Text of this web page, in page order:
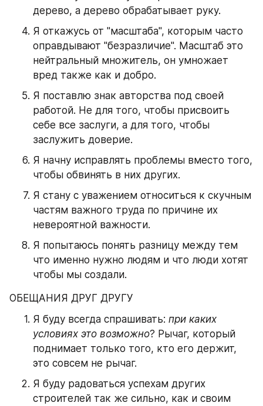
дерево, а дерево обрабатывает руку.
Я откажусь от "масштаба", которым часто
оправдывают "безразличие". Масштаб это
нейтральный множитель, он умножает
вред также как и добро.
Я поставлю знак авторства под своей
работой. Не для того, чтобы присвоить
себе все заслуги, а для того, чтобы
заслужить доверие.
Я начну исправлять проблемы вместо того,
чтобы обвинять в них других.
Я стану с уважением относиться к скучным
частям важного труда по причине их
невероятной важности.
Я попытаюсь понять разницу между тем
что именно нужно людям и что люди хотят
чтобы мы создали.
ОБЕЩАНИЯ ДРУГ ДРУГУ
Я буду всегда спрашивать: при каких
условиях это возможно? Рычаг, который
поднимает только того, кто его держит,
это совсем не рычаг.
Я буду радоваться успехам других
строителей так же сильно, как и своим